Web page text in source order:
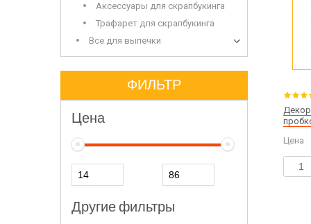
Игрушки для заливки в мыло
Мыло
Аксессуары для скрапбукинга
Трафарет для скрапбукинга
Все для выпечки
ФИЛЬТР
Цена
Другие фильтры
Цена